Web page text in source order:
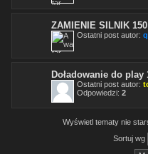
ZAMIENIE SILNIK
Ostatni post autor:
Doładowanie do play
Ostatni post autor:
Odpowiedzi: 2
Wyświetl tematy nie
Sortuj wg